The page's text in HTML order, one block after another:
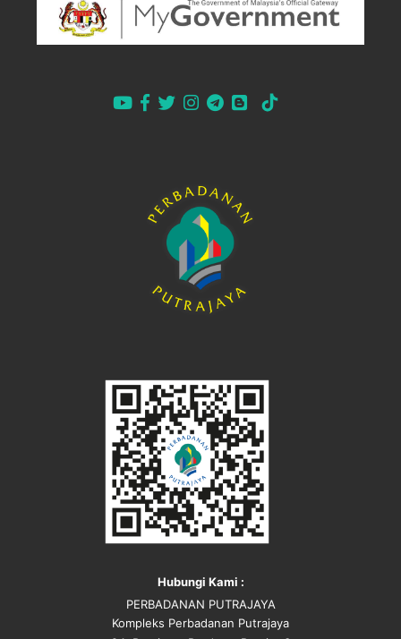
Hubungi Kami :
PERBADANAN PUTRAJAYA
Kompleks Perbadanan Putrajaya